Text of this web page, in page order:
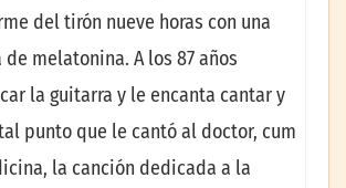
del tirón nueve horas con una
melatonina. A los 87 años
la guitarra y le encanta cantar y
punto que le cantó al doctor, cum
la canción dedicada a la